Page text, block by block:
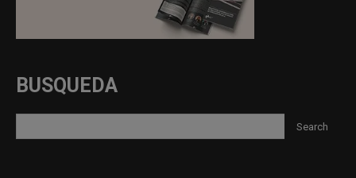
BUSQUEDA